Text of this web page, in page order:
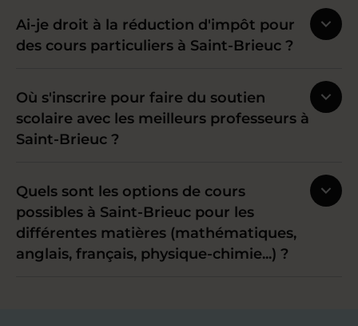
Ai-je droit à la réduction d'impôt pour
des cours particuliers à Saint-Brieuc ?
Où s'inscrire pour faire du soutien
scolaire avec les meilleurs professeurs à
Saint-Brieuc ?
Quels sont les options de cours
possibles à Saint-Brieuc pour les
différentes matières (mathématiques,
anglais, français, physique-chimie...) ?